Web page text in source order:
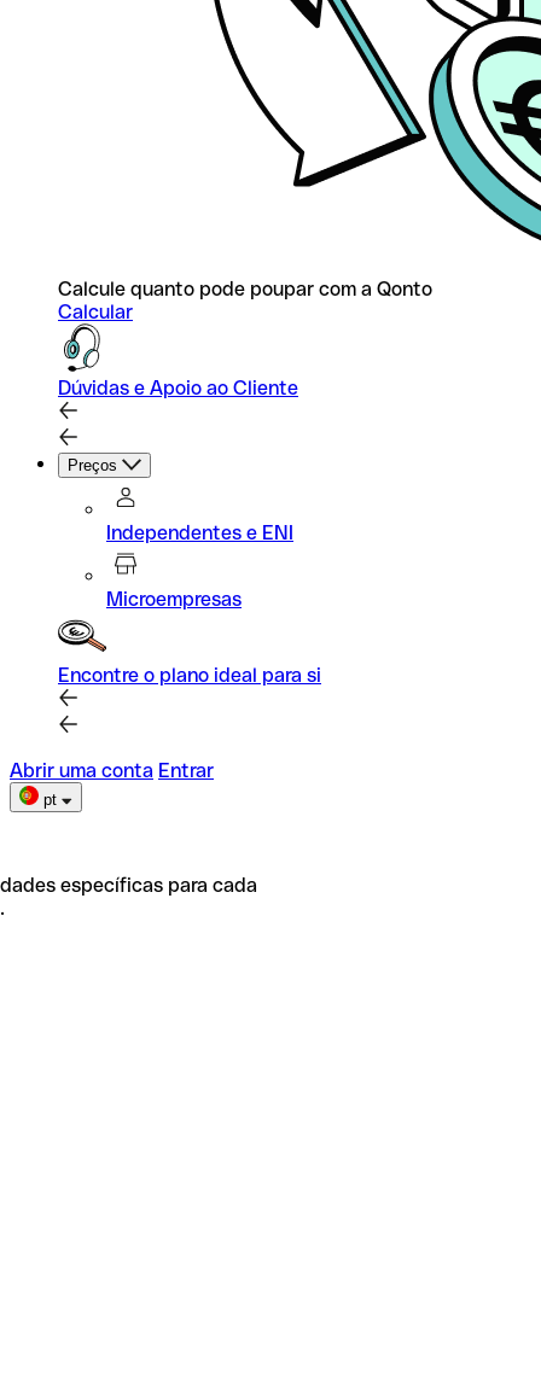
Calcule quanto pode poupar com a Qonto
Calcular
Dúvidas e Apoio ao Cliente
Preços
Independentes e ENI
Microempresas
Encontre o plano ideal para si
Abrir uma conta Entrar
pt
específicas para cada